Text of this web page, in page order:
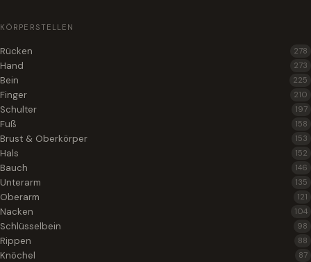
KÖRPERSTELLEN
Rücken 278
Hand 273
Bein 225
Finger 210
Schulter 197
Fuß 158
Brust & Oberkörper 153
Hals 152
Bauch 146
Unterarm 135
Oberarm 121
Nacken 104
Schlüsselbein 98
Rippen 88
Knöchel 87